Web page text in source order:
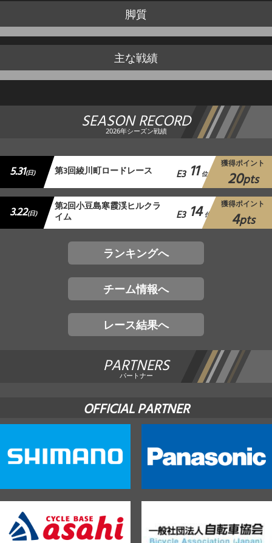
脚質
主な戦績
SEASON RECORD
2026年シーズン戦績
5.31(日) 第3回綾川町ロードレース E3 11 位
獲得ポイント
20pts
3.22(日) 第2回小豆島寒霞渓ヒルクラ
イム E3 14 位
獲得ポイント
4pts
ランキングへ
チーム情報へ
レース結果へ
PARTNERS
パートナー
OFFICIAL PARTNER